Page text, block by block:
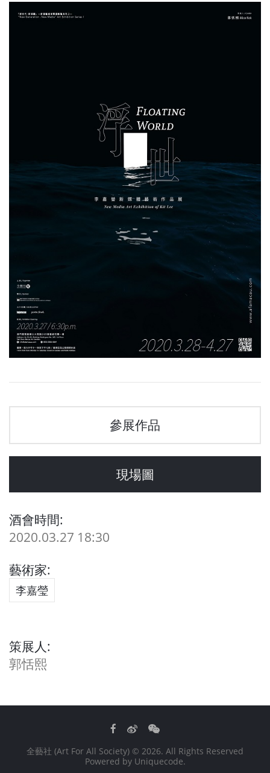
參展作品
現場圖
酒會時間:
2020.03.27 18:30
藝術家:
李嘉瑩
策展人:
郭恬熙
Facebook
WeiboWeChat
全藝社 (Art For All Society) © 2026. All Rights Reserved
Powered by Uniquecode.